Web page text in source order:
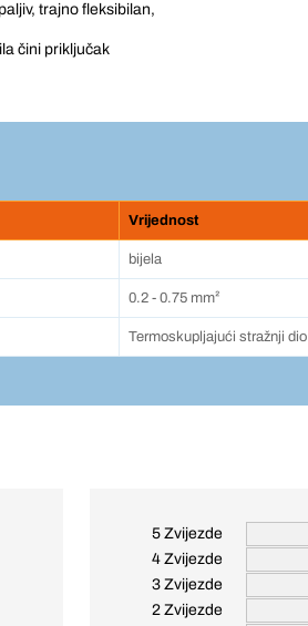
trajno fleksibilan,
čini priključak
Vrijednost
bijela
0.2 - 0.75 mm²
Termoskupljajući stražnji dio
5 Zvijezde
4 Zvijezde
3 Zvijezde
2 Zvijezde